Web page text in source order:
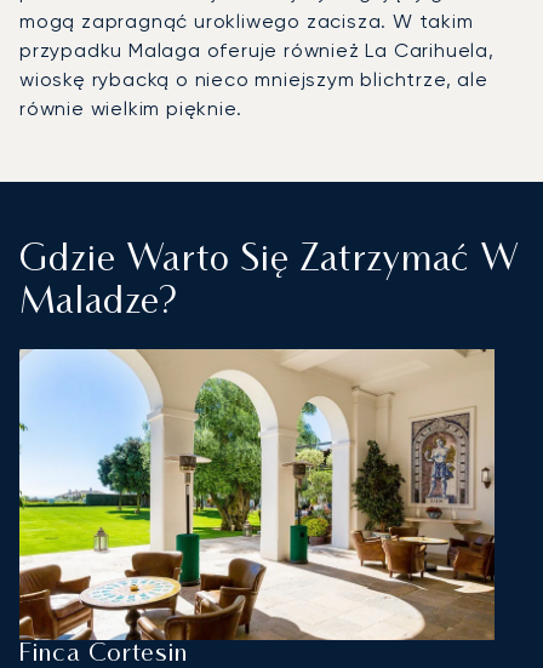
mogą zapragnąć urokliwego zacisza. W takim
przypadku Malaga oferuje również La Carihuela,
wioskę rybacką o nieco mniejszym blichtrze, ale
równie wielkim pięknie.
Gdzie Warto Się Zatrzymać W
Maladze?
Finca Cortesin